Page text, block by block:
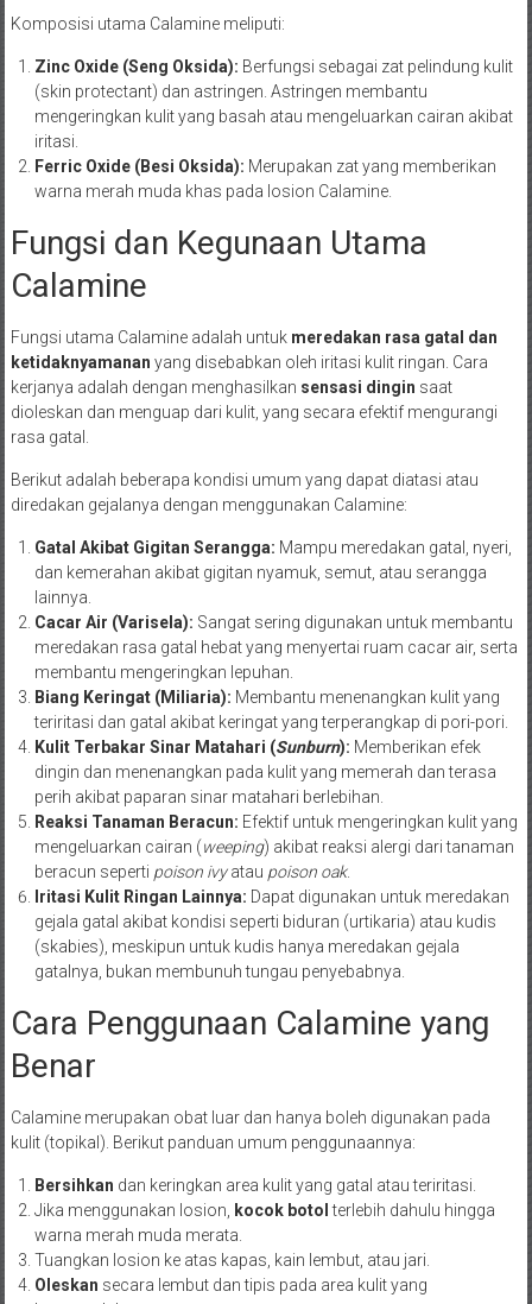
Komposisi utama Calamine meliputi:
Zinc Oxide (Seng Oksida): Berfungsi sebagai zat pelindung kulit
(skin protectant) dan astringen. Astringen membantu
mengeringkan kulit yang basah atau mengeluarkan cairan akibat
iritasi.
Ferric Oxide (Besi Oksida): Merupakan zat yang memberikan
warna merah muda khas pada losion Calamine.
Fungsi dan Kegunaan Utama
Calamine
Fungsi utama Calamine adalah untuk meredakan rasa gatal dan
ketidaknyamanan yang disebabkan oleh iritasi kulit ringan. Cara
kerjanya adalah dengan menghasilkan sensasi dingin saat
dioleskan dan menguap dari kulit, yang secara efektif mengurangi
rasa gatal.
Berikut adalah beberapa kondisi umum yang dapat diatasi atau
diredakan gejalanya dengan menggunakan Calamine:
Gatal Akibat Gigitan Serangga: Mampu meredakan gatal, nyeri,
dan kemerahan akibat gigitan nyamuk, semut, atau serangga
lainnya.
Cacar Air (Varisela): Sangat sering digunakan untuk membantu
meredakan rasa gatal hebat yang menyertai ruam cacar air, serta
membantu mengeringkan lepuhan.
Biang Keringat (Miliaria): Membantu menenangkan kulit yang
teriritasi dan gatal akibat keringat yang terperangkap di pori-pori.
Kulit Terbakar Sinar Matahari (Sunburn): Memberikan efek
dingin dan menenangkan pada kulit yang memerah dan terasa
perih akibat paparan sinar matahari berlebihan.
Reaksi Tanaman Beracun: Efektif untuk mengeringkan kulit yang
mengeluarkan cairan (weeping) akibat reaksi alergi dari tanaman
beracun seperti poison ivyatau poison oak.
Iritasi Kulit Ringan Lainnya: Dapat digunakan untuk meredakan
gejala gatal akibat kondisi seperti biduran (urtikaria) atau kudis
(skabies), meskipun untuk kudis hanya meredakan gejala
gatalnya, bukan membunuh tungau penyebabnya.
Cara Penggunaan Calamine yang
Benar
Calamine merupakan obat luar dan hanya boleh digunakan pada
kulit (topikal). Berikut panduan umum penggunaannya:
Bersihkan dan keringkan area kulit yang gatal atau teriritasi.
Jika menggunakan losion,
kocok botol terlebih dahulu hingga
warna merah muda merata.
Tuangkan losion ke atas kapas, kain lembut, atau jari.
Oleskan secara lembut dan tipis pada area kulit yang